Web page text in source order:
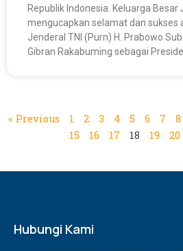
Republik Indonesia. Keluarga
mengucapkan selamat dan sukses
Jenderal TNI (Purn) H. Prabowo
Gibran Rakabuming sebagai
« Previous 1 2 3 4 5 6 7 8
15
16 17 18 19 20
Hubungi Kami